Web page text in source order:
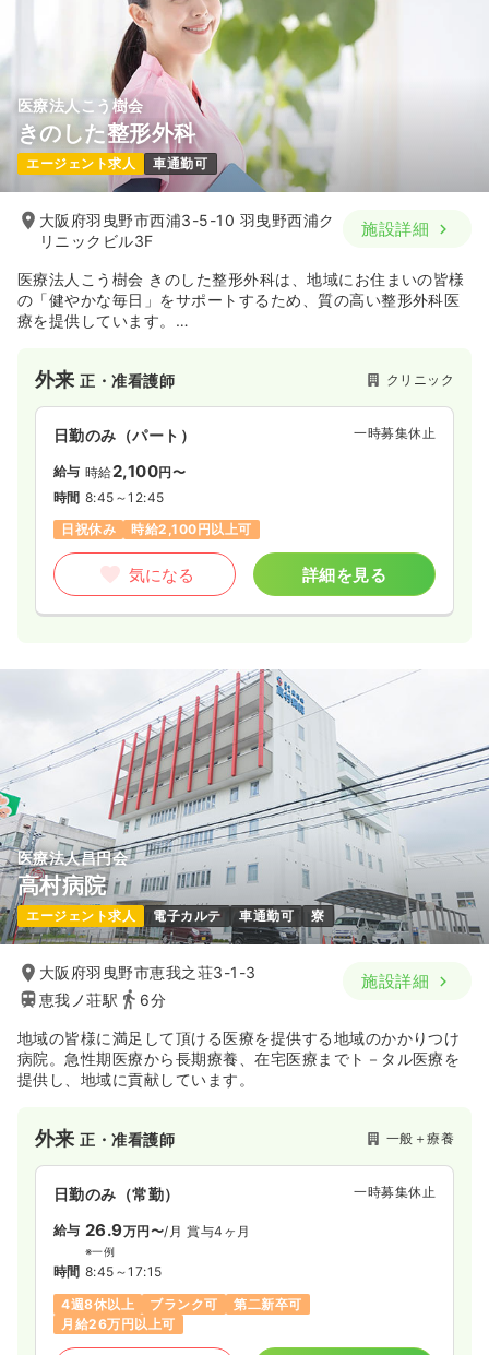
医療法人こう樹会
きのした整形外科
エージェント求人 車通勤可
大阪府羽曳野市西浦3-5-10 羽曳野西浦ク
リニックビル3F
施設詳細
医療法人こう樹会 きのした整形外科は、地域にお住まいの皆様
の「健やかな毎日」をサポートするため、質の高い整形外科医
療を提供しています。
いお悩みに対し、丁寧な診察と的確な診断に基づいた治療を行
っています。
外来正・准看護師 クリニック
日勤のみ（パート） 一時募集休止
給与 時給2,100円〜
時間 8:45～12:45
日祝休み
時給2,100円以上可
気になる 詳細を見る
医療法人昌円会
高村病院
エージェント求人 電子カルテ 車通勤可 寮
大阪府羽曳野市恵我之荘3-1-3
恵我ノ荘駅
6分
施設詳細
地域の皆様に満足して頂ける医療を提供する地域のかかりつけ
病院。急性期医療から長期療養、在宅医療までト－タル医療を
提供し、地域に貢献しています。
外来正・准看護師 一般＋療養
日勤のみ（常勤） 一時募集休止
給与 26.9万円〜/月 賞与4ヶ月
※一例
時間 8:45～17:15
4週8休以上
ブランク可
第二新卒可
月給26万円以上可